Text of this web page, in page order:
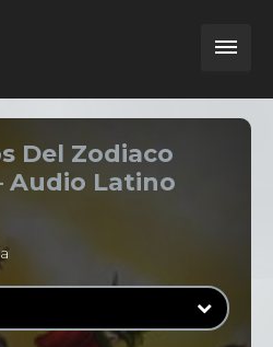
Del Zodiaco
Audio Latino